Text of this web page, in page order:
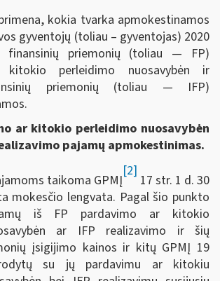
kokia tvarka apmokestinamos
gyventojų (toliau – gyventojas) 2020
finansinių priemonių (toliau ― FP)
kitokio perleidimo nuosavybėn ir
priemonių (toliau ― IFP)
ar kitokio perleidimo nuosavybėn
pajamų apmokestinimas.
taikoma GPMĮ
[2]
17 str. 1 d. 30
mokesčio lengvata. Pagal šio punkto
iš FP pardavimo ar kitokio
ar IFP realizavimo ir šių
įsigijimo kainos ir kitų GPMĮ 19
su jų pardavimu ar kitokiu